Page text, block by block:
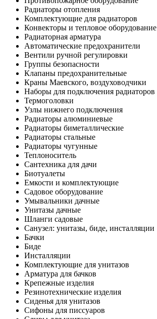
Радиаторы отопления
Комплектующие для радиаторов
Конвекторы и тепловое оборудование
Радиаторная арматура
Автоматические предохранители
Вентили ручной регулировки
Группы безопасности
Клапаны предохранительные
Краны Маевского, воздуховодчики
Наборы для подключения радиаторов
Термоголовки
Узлы нижнего подключения
Радиаторы алюминиевые
Радиаторы биметаллические
Радиаторы стальные
Радиаторы чугунные
Теплоноситель
Сантехника для дачи
Биотуалеты
Емкости и комплектующие
Садовое оборудование
Умывальники дачные
Унитазы дачные
Шланги садовые
Санузел: унитазы, биде, инсталляции
Бачки
Биде
Инсталляции
Комплектующие для унитазов
Арматура для бачков
Крепежные изделия
Резинотехнические изделия
Сиденья для унитазов
Сифоны для писсуаров